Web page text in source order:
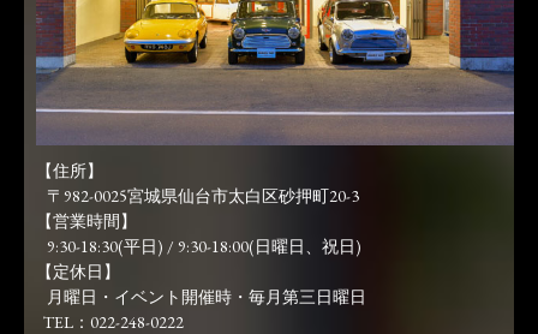
【住所】
〒982-0025宮城県仙台市太白区砂押町20-3
【営業時間】
9:30-18:30(平日) / 9:30-18:00(日曜日、祝日)
【定休日】
月曜日・イベント開催時・毎月第三日曜日
TEL：022-248-0222